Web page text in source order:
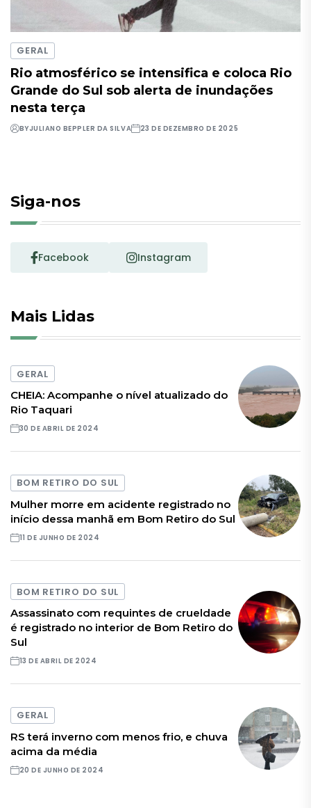
GERAL
Rio atmosférico se intensifica e coloca Rio
Grande do Sul sob alerta de inundações
nesta terça
BYJULIANO BEPPLER DA SILVA 23 DE DEZEMBRO DE 2025
Siga-nos
Facebook Instagram
Mais Lidas
GERAL
CHEIA: Acompanhe o nível atualizado do
Rio Taquari
30 DE ABRIL DE 2024
BOM RETIRO DO SUL
Mulher morre em acidente registrado no
início dessa manhã em Bom Retiro do Sul
11 DE JUNHO DE 2024
BOM RETIRO DO SUL
Assassinato com requintes de crueldade
é registrado no interior de Bom Retiro do
Sul
13 DE ABRIL DE 2024
GERAL
RS terá inverno com menos frio, e chuva
acima da média
20 DE JUNHO DE 2024